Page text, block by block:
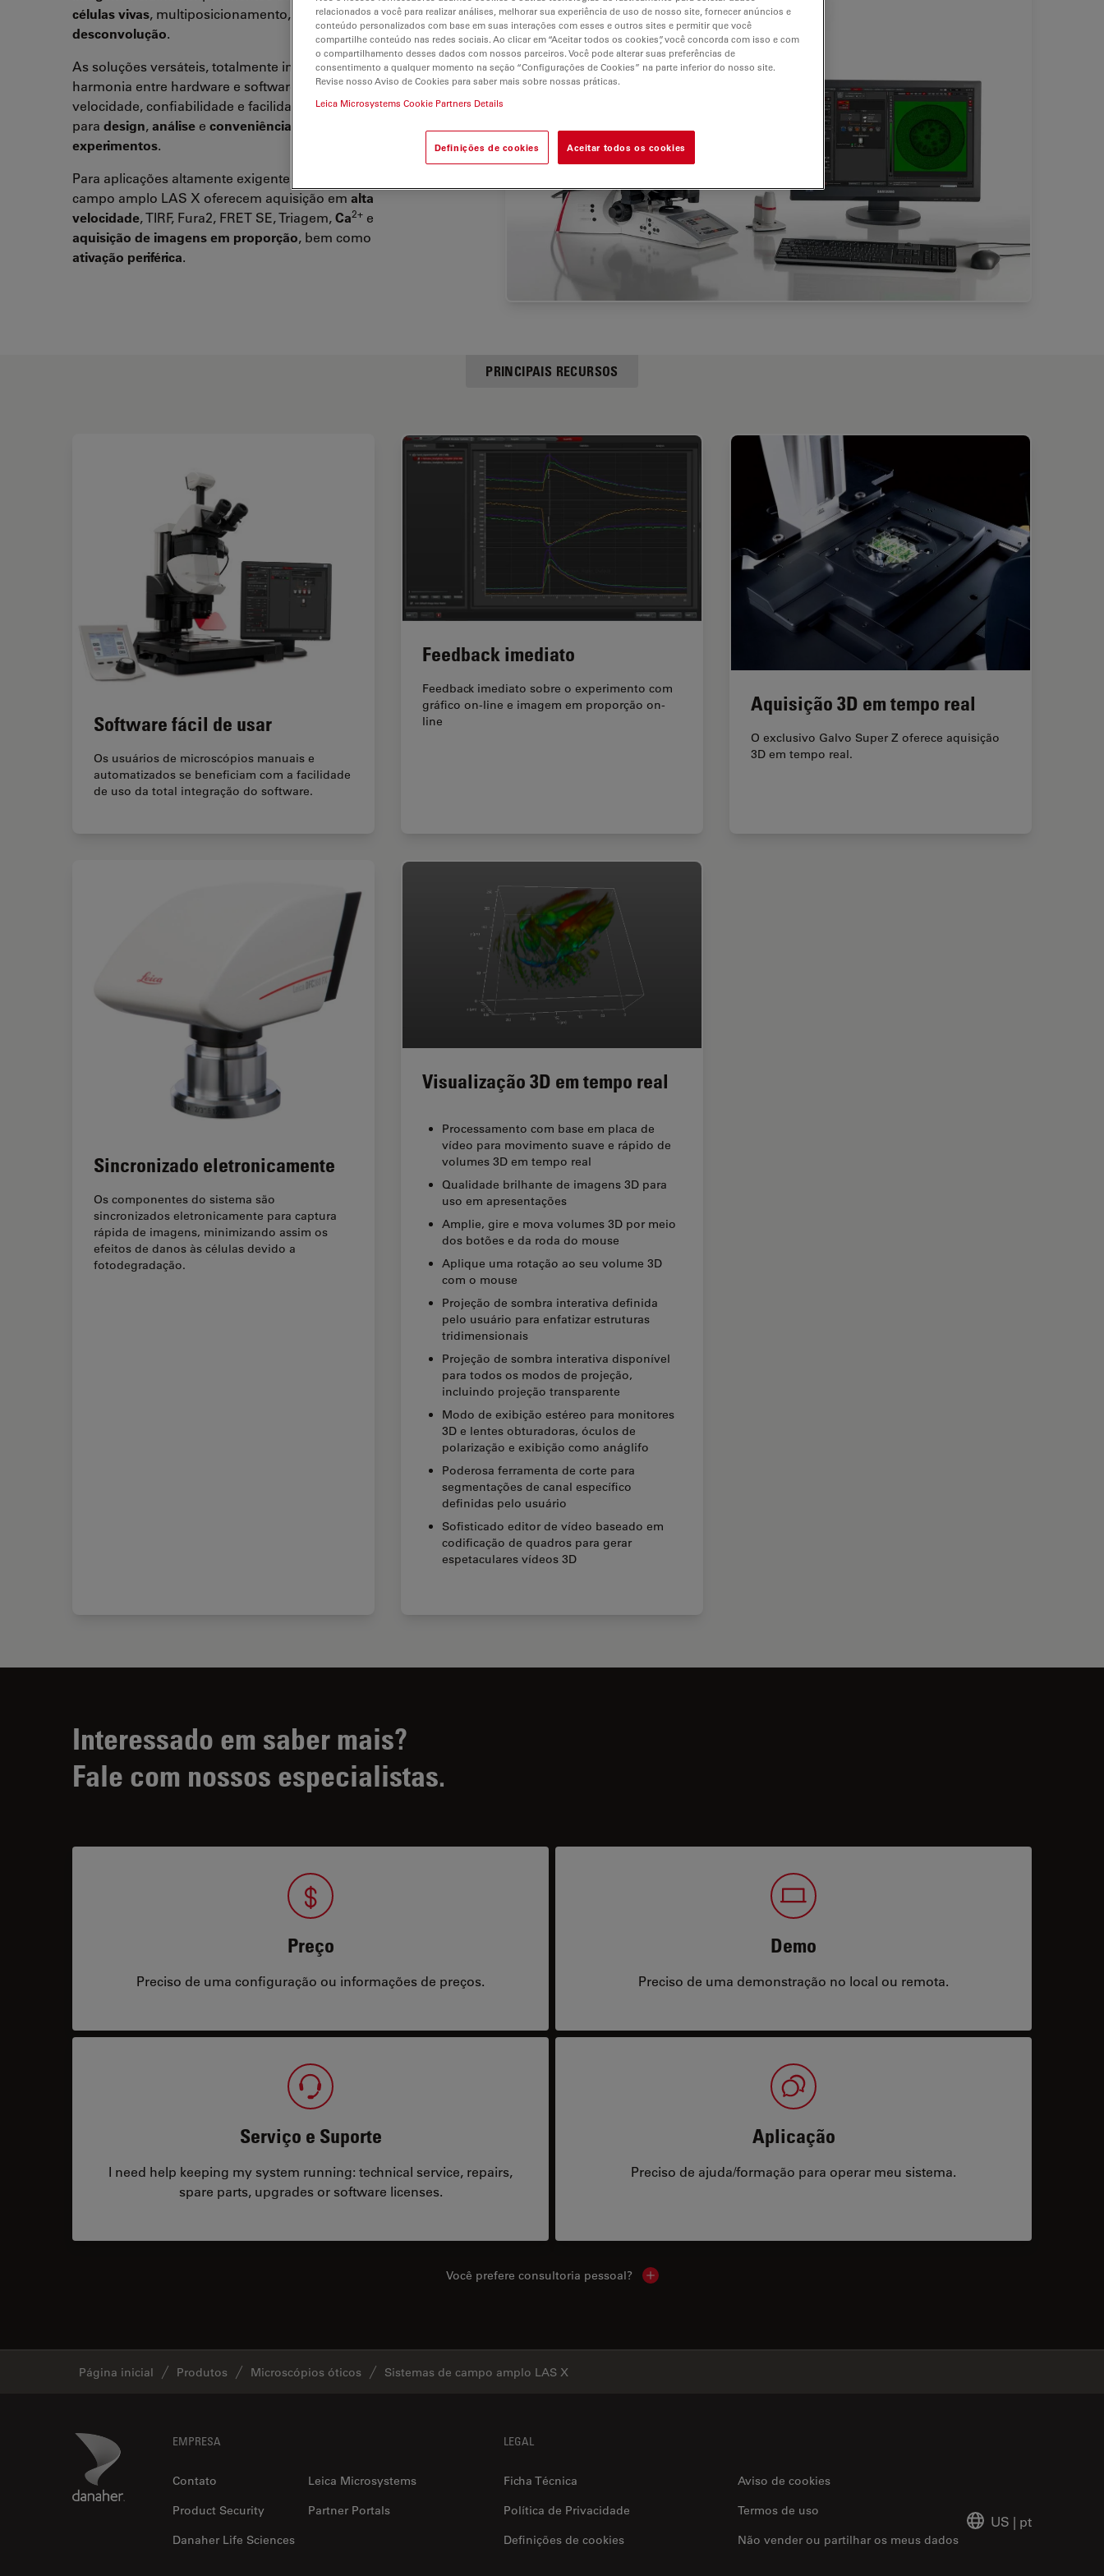
células vivas, multiposicionamento, série z e
desconvolução.
As soluções versáteis, totalmente integradas, oferecem
harmonia entre hardware e software e combinam
velocidade, confiabilidade e facilidades insuperáveis
para design,análise e conveniência operacional de
experimentos.
Para aplicações altamente exigentes, os sistemas de
campo amplo LAS X oferecem aquisição em alta
velocidade, TIRF, Fura2, FRET SE, Triagem,Ca2+ e
aquisição de imagens em proporção, bem como
ativação periférica.
PRINCIPAIS RECURSOS
Software fácil de usar
Os usuários de microscópios manuais e
automatizados se beneficiam com a facilidade
de uso da total integração do software.
Feedback imediato
Feedback imediato sobre o experimento com
gráfico on-line e imagem em proporção on-
line
Aquisição 3D em tempo real
O exclusivo Galvo Super Z oferece aquisição
3D em tempo real.
Sincronizado eletronicamente
Os componentes do sistema são
sincronizados eletronicamente para captura
rápida de imagens, minimizando assim os
efeitos de danos às células devido a
fotodegradação.
Visualização 3D em tempo real
Processamento com base em placa de
vídeo para movimento suave e rápido de
volumes 3D em tempo real
Qualidade brilhante de imagens 3D para
uso em apresentações
Amplie, gire e mova volumes 3D por meio
dos botões e da roda do mouse
Aplique uma rotação ao seu volume 3D
com o mouse
Projeção de sombra interativa definida
pelo usuário para enfatizar estruturas
tridimensionais
Projeção de sombra interativa disponível
para todos os modos de projeção,
incluindo projeção transparente
Modo de exibição estéreo para monitores
3D e lentes obturadoras, óculos de
polarização e exibição como anáglifo
Poderosa ferramenta de corte para
segmentações de canal específico
definidas pelo usuário
Sofisticado editor de vídeo baseado em
codificação de quadros para gerar
espetaculares vídeos 3D
Interessado em saber mais?
Fale com nossos especialistas.
Preço
Preciso de uma configuração ou informações de preços.
Demo
Preciso de uma demonstração no local ou remota.
Serviço e Suporte
I need help keeping my system running: technical service, repairs,
spare parts, upgrades or software licenses.
Aplicação
Preciso de ajuda/formação para operar meu sistema.
Você prefere consultoria pessoal? Show local contacts
Página inicial Produtos Microscópios óticos Sistemas de campo amplo LAS X
Danaher Logo EMPRESA
Contato
Leica Microsystems
Product Security
Partner Portals
Danaher Life Sciences
LEGAL
Ficha Técnica
Aviso de cookies
Política de Privacidade
Não vender ou partilhar os meus dados
Termos de uso
Definições de cookies
US | pt
relacionados a você para realizar análises, melhorar sua experiência de uso de nosso site, fornecer anúncios e
conteúdo personalizados com base em suas interações com esses e outros sites e permitir que você
compartilhe conteúdo nas redes sociais. Ao clicar em “Aceitar todos os cookies”, você concorda com isso e com
o compartilhamento desses dados com nossos parceiros. Você pode alterar suas preferências de
consentimento a qualquer momento na seção “Configurações de Cookies” na parte inferior do nosso site.
Revise nosso Aviso de Cookies para saber mais sobre nossas práticas.
Leica Microsystems Cookie Partners Details
Definições de cookies Aceitar todos os cookies